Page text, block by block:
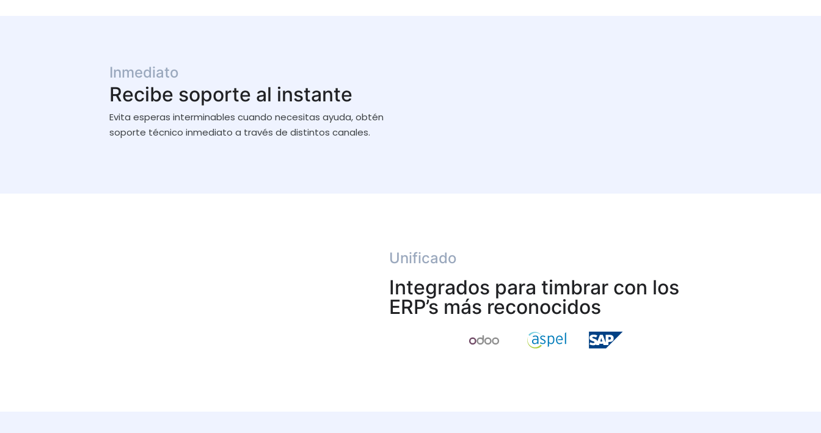
Inmediato
Recibe soporte al instante
Evita esperas interminables cuando necesitas ayuda, obtén
soporte técnico inmediato a través de distintos canales.
Unificado
Integrados para timbrar con los
ERP’s más reconocidos